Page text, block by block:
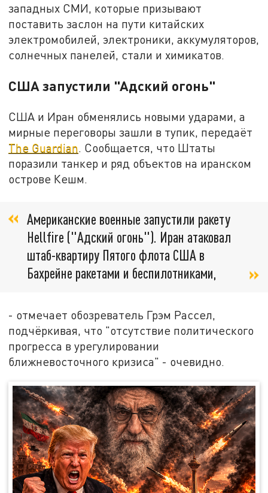
западных СМИ, которые призывают
поставить заслон на пути китайских
электромобилей, электроники, аккумуляторов,
солнечных панелей, стали и химикатов.
США запустили "Адский огонь"
США и Иран обменялись новыми ударами, а
мирные переговоры зашли в тупик, передаёт
The Guardian. Сообщается, что Штаты
поразили танкер и ряд объектов на иранском
острове Кешм.
Американские военные запустили ракету
Hellfire ("Адский огонь"). Иран атаковал
штаб-квартиру Пятого флота США в
Бахрейне ракетами и беспилотниками,
- отмечает обозреватель Грэм Рассел,
подчёркивая, что "отсутствие политического
прогресса в урегулировании
ближневосточного кризиса" - очевидно.